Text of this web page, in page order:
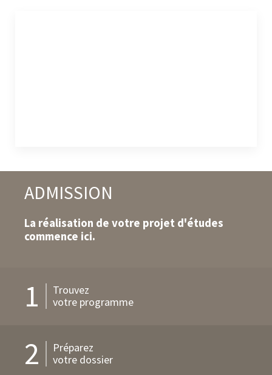
ADMISSION
La réalisation de votre projet d'études
commence ici.
1
Trouvez
votre programme
2
Préparez
votre dossier